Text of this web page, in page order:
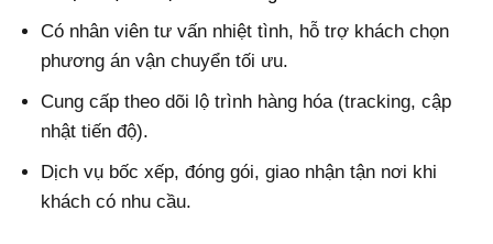
Có nhân viên tư vấn nhiệt tình, hỗ trợ khách chọn
phương án vận chuyển tối ưu.
Cung cấp theo dõi lộ trình hàng hóa (tracking, cập
nhật tiến độ).
Dịch vụ bốc xếp, đóng gói, giao nhận tận nơi khi
khách có nhu cầu.